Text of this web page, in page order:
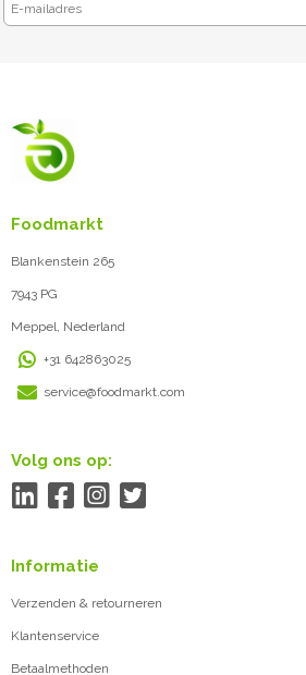
Foodmarkt
Blankenstein 265
7943 PG
Meppel, Nederland
+31 642863025
service@foodmarkt.com
Volg ons op:
Informatie
Verzenden & retourneren
Klantenservice
Betaalmethoden